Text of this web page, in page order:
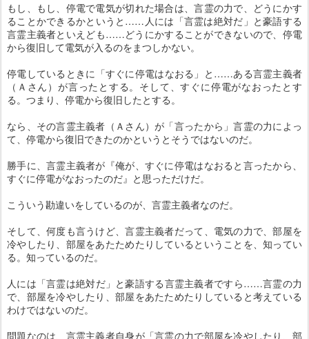
もし、もし、停電で電気が切れた場合は、言霊の力で、どうにかす
ることかできるかというと……人には「言霊は絶対だ」と豪語する
言霊主義者といえども……どうにかすることができないので、停電
から復旧して電気が入るのをまつしかない。
停電しているときに「すぐに停電はなおる」と……ある言霊主義者
（Ａさん）が言ったとする。そして、すぐに停電がなおったとす
る。つまり、停電から復旧したとする。
なら、その言霊主義者（Ａさん）が「言ったから」言霊の力によっ
て、停電から復旧できたのかというとそうではないのだ。
勝手に、言霊主義者が『俺が、すぐに停電はなおると言ったから、
すぐに停電がなおったのだ』と思っただけだ。
こういう勘違いをしているのが、言霊主義者なのだ。
そして、何度も言うけど、言霊主義者だって、電気の力で、部屋を
冷やしたり、部屋をあたためたりしているということを、知ってい
る。知っているのだ。
人には「言霊は絶対だ」と豪語する言霊主義者ですら……言霊の力
で、部屋を冷やしたり、部屋をあたためたりしていると考えている
わけではないのだ。
問題なのは、言霊主義者自身が「言霊の力で部屋を冷やしたり、部